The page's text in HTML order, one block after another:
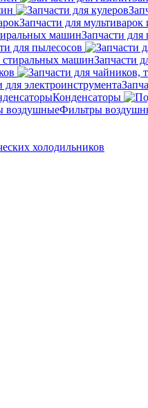
Запчасти для мультиварок
Запчасти
для пылесосов
Запчасти
Конденсаторы
Фильтры
холодильников